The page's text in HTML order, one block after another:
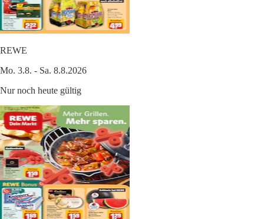
REWE
Mo. 3.8. - Sa. 8.8.2026
Nur noch heute gültig